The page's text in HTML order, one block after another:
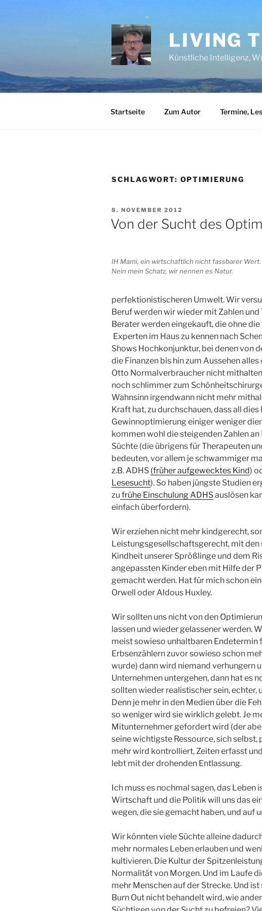
LIVING
Künstliche Intelligenz,
Startseite Zum Autor Termine,
SCHLAGWORT: OPTIMIERUNG
VERÖFFENTLICHT
AM
8. NOVEMBER 2012
Von der Sucht des
IH Mami, ein wirtschaftlich nicht fassbarer Wert.
Nein mein Schatz, wir nennen es Natur.
perfektionistischeren Umwelt. Wir
Beruf werden wir wieder mit Zahlen
Berater werden eingekauft, die ohne
Experten im Haus zu kennen nach
Shows Hochkonjunktur, bei denen von
die Finanzen bis hin zum Aussehen
Otto Normalverbraucher nicht
noch schlimmer zum
Wahnsinn irgendwann nicht mehr
Kraft hat, zu durchschauen, dass all
Gewinnoptimierung einiger weniger
kommen wohl die steigenden Zahlen an
Süchte (die übrigens für Therapeuten
bedeuten, vor allem je schwammiger
z.B. ADHS (früher aufgewecktes Kind)
Lesesucht). So haben jüngste Studien
zu frühe Einschulung ADHSauslösen
einfach überfordern).
Wir erziehen nicht mehr kindgerecht,
Leistungsgesellschaftsgerecht, mit den
Kindheit unserer Sprößlinge und dem
angepassten Kinder eben mit Hilfe der
gemacht werden. Hat für mich schon
Orwell oder Aldous Huxley.
Wir sollten uns nicht von den
lassen und wieder gelassener werden.
meist sowieso unhaltbaren
Erbsenzählern zuvor sowieso schon
wurde) dann wird niemand verhungern
Unternehmen untergehen, dann hat es
sollten wieder realistischer sein, echter,
Denn je mehr in den Medien über die
so weniger wird sie wirklich gelebt. Je
Mitunternehmer gefordert wird (der
seine wichtigste Ressource, sich selbst,
mehr wird kontrolliert, Zeiten erfasst
lebt mit der drohenden Entlassung.
Ich muss es nochmal sagen, das Leben
Wirtschaft und die Politik will uns das
wegen, die sie gemacht haben, und auf
Wir könnten viele Süchte alleine
mehr normales Leben erlauben und
kultivieren. Die Kultur der
Normalität von Morgen. Und im Laufe
mehr Menschen auf der Strecke. Und
Burn Out nicht behandelt wird, wie